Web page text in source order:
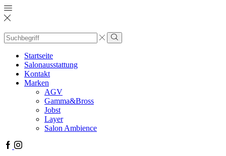
Startseite
Salonausstattung
Kontakt
Marken
AGV
Gamma&Bross
Jobst
Layer
Salon Ambience